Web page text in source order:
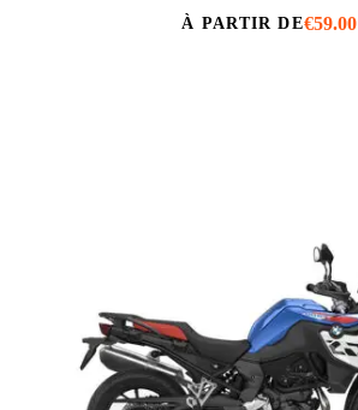
À PARTIR DE€59.00